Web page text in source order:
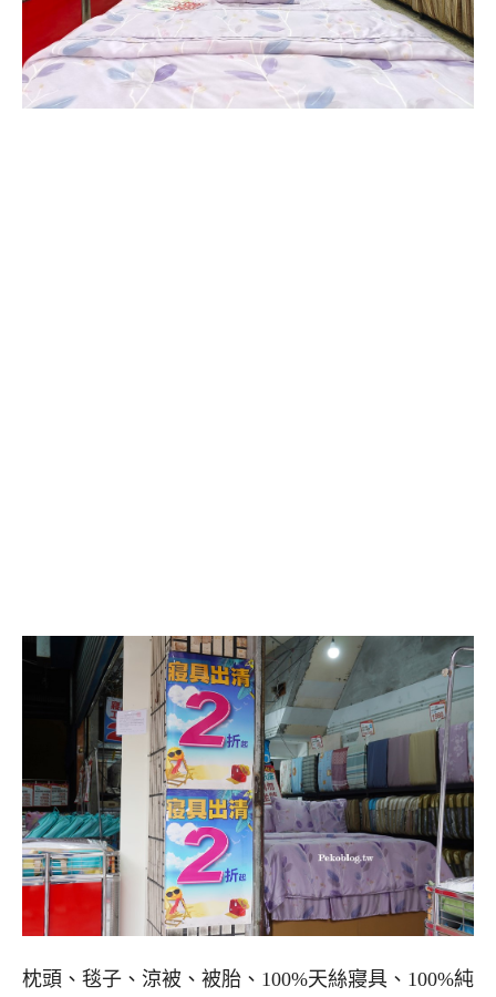
枕頭、毯子、涼被、被胎、100%天絲寢具、100%純